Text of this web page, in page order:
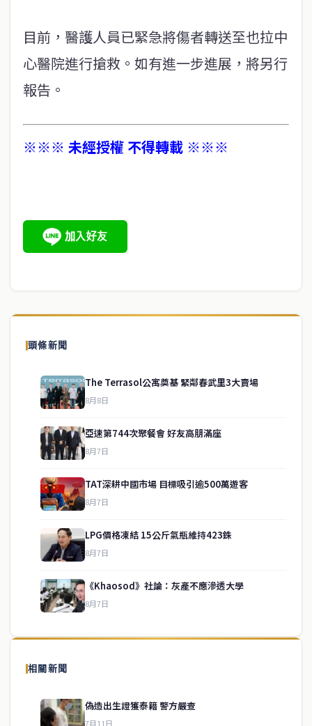
目前，醫護人員已緊急將傷者轉送至也拉中
心醫院進行搶救。如有進一步進展，將另行
報告。
※※※ 未經授權 不得轉載 ※※※
頭條新聞
The Terrasol公寓奠基 緊鄰春武里3大賣場
8月8日
亞速第744次聚餐會 好友高朋滿座
8月7日
TAT深耕中國市場 目標吸引逾500萬遊客
8月7日
LPG價格凍結 15公斤氣瓶維持423銖
8月7日
《Khaosod》社論：灰產不應滲透大學
8月7日
相關新聞
偽造出生證獲泰籍 警方嚴查
7月11日
關於我們
泰國中文新聞（TCN）是一家總部設於曼谷的中文新聞媒體，致力於
供即時、客觀、多元的中文新聞內容。
service@thaichinesenews.com